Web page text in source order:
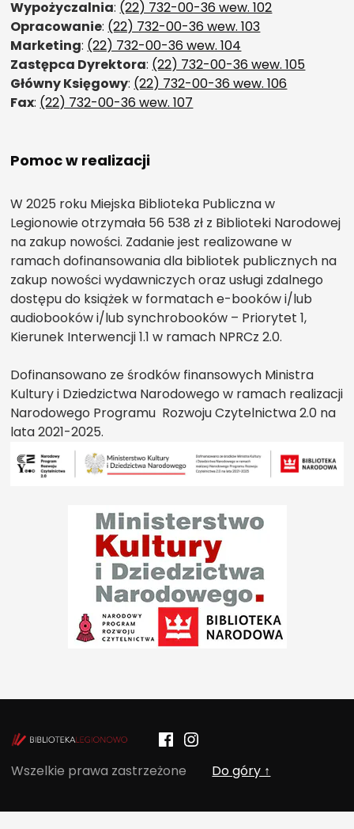
Wypożyczalnia: (22) 732-00-36 wew. 102
Opracowanie: (22) 732-00-36 wew. 103
Marketing: (22) 732-00-36 wew. 104
Zastępca Dyrektora: (22) 732-00-36 wew. 105
Główny Księgowy: (22) 732-00-36 wew. 106
Fax: (22) 732-00-36 wew. 107
Pomoc w realizacji
W 2025 roku Miejska Biblioteka Publiczna w
Legionowie otrzymała 56 538 zł z Biblioteki Narodowej
na zakup nowości. Zadanie jest realizowane w
ramach dofinansowania dla bibliotek publicznych na
zakup nowości wydawniczych oraz usługi zdalnego
dostępu do książek w formatach e-booków i/lub
audiobooków i/lub synchrobooków – Priorytet 1,
Kierunek Interwencji 1.1 w ramach NPRCz 2.0.
Dofinansowano ze środków finansowych Ministra
Kultury i Dziedzictwa Narodowego w ramach realizacji
Narodowego Programu Rozwoju Czytelnictwa 2.0 na
lata 2021-2025.
POCZYTALNIA – NOWE MIEJSCE NA
FacebookInstagram
Wszelkie prawa zastrzeżone Do góry ↑